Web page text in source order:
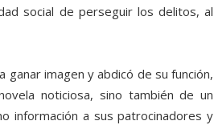
social de perseguir los delitos, al
imagen y abdicó de su función,
noticiosa, sino también de un
información a sus patrocinadores y